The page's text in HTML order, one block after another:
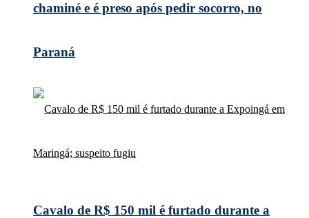
chaminé e é preso após pedir socorro, no
Paraná
Cavalo de R$ 150 mil é furtado durante a